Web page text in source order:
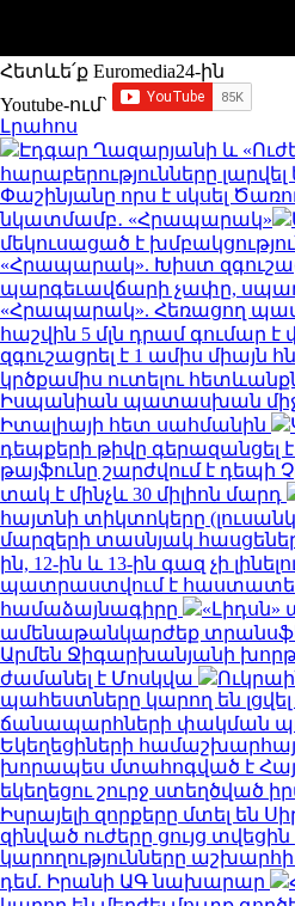
Հետևե՛ք Euromedia24-ին
Youtube-ում`
Լրահոս
Էդգար Ղազարյանի և
հարաբերությունները լարվել
Փաշինյանը որս է սկսել
նկատմամբ․ «Հրապարակ»
մեկուսացած է
«Հրապարակ». Խիստ
պարգեւավճարի չափը,
«Հրապարակ». Հեռացող
հաշվին 5 մլն դրամ գումար
զգուշացրել է 1 ամիս միայն
կրծքամիս ուտելու
Իսպանիան պատասխան
Իտալիայի հետ սահմանին
դեպքերի թիվը գերազանցել է
թայֆունը շարժվում է
տակ է մինչև 30 միլիոն մարդ
հայտնի տիկտոկերը
մարզերի տասնյակ
ին, 12-ին և 13-ին գազ չի
պատրաստվում է
համաձայնագիրը
ամենաթանկարժեք
Արմեն Ջիգարխանյանի
ժամանել է Մոսկվա
պահեստները կարող են լցվել
ճանապարհների փակման
Եկեղեցիների
խորապես մտահոգված է
եկեղեցու շուրջ ստեղծված
Իսրայելի զորքերը մտել են
զինված ուժերը ցույց տվեցին
կարողությունները
դեմ. Իրանի ԱԳ նախարար